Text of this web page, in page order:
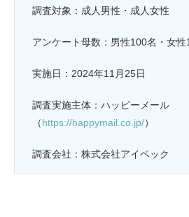
調査対象：成人男性・成人女性
アンケート母数：男性100名・女性
実施日：2024年11月25日
調査実施主体：ハッピーメール
（https://happymail.co.jp/）
調査会社：株式会社アイベック